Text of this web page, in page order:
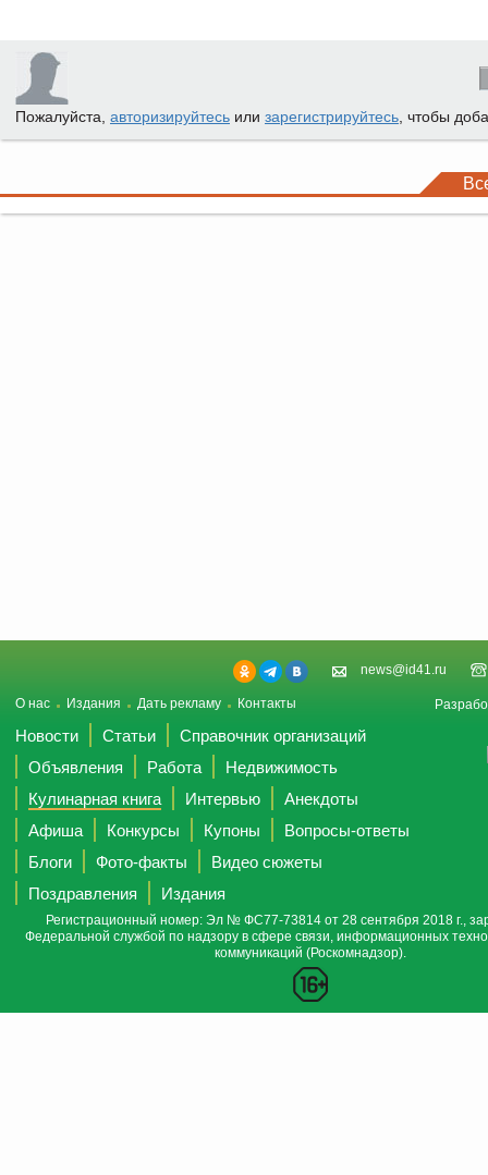
Пожалуйста, авторизируйтесь или зарегистрируйтесь , чтобы
news@id41.ru
О нас Издания Дать рекламу Контакты
Новости Статьи
Справочник организаций
Объявления
Работа
Недвижимость
Кулинарная книга
Интервью
Анекдоты
Афиша
Конкурсы Купоны
Вопросы-ответы
Блоги
Фото-факты
Видео сюжеты
Поздравления
Издания
Регистрационный номер: Эл № ФС77-73814 от 28 сентября 2018 г.,
Федеральной службой по надзору в сфере связи, информационных
коммуникаций (Роскомнадзор).